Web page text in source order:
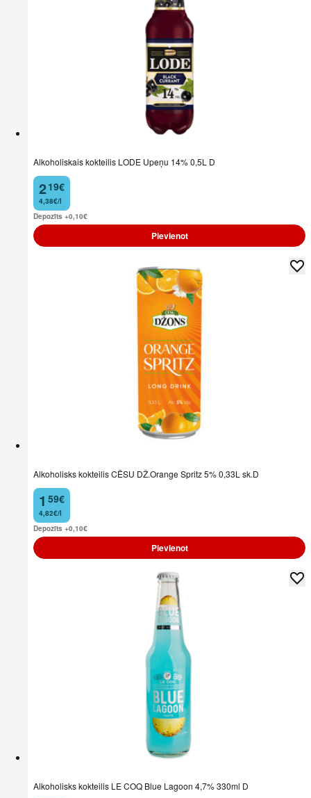
Alkoholiskais kokteilis LODE Upeņu 14% 0,5L D
2
. 19€
4,38€/l
Depozīts +0,10€
Pievienot
Alkoholisks kokteilis CĒSU DŽ.Orange Spritz 5% 0,33L sk.D
1
. 59€
4,82€/l
Depozīts +0,10€
Pievienot
Alkoholisks kokteilis LE COQ Blue Lagoon 4,7% 330ml D